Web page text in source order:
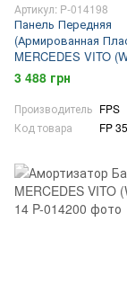
Артикул: P-014198
Панель Передняя
(Армированная
MERCEDES VITO
3 488 грн
Производитель FPS
Код товара
FP